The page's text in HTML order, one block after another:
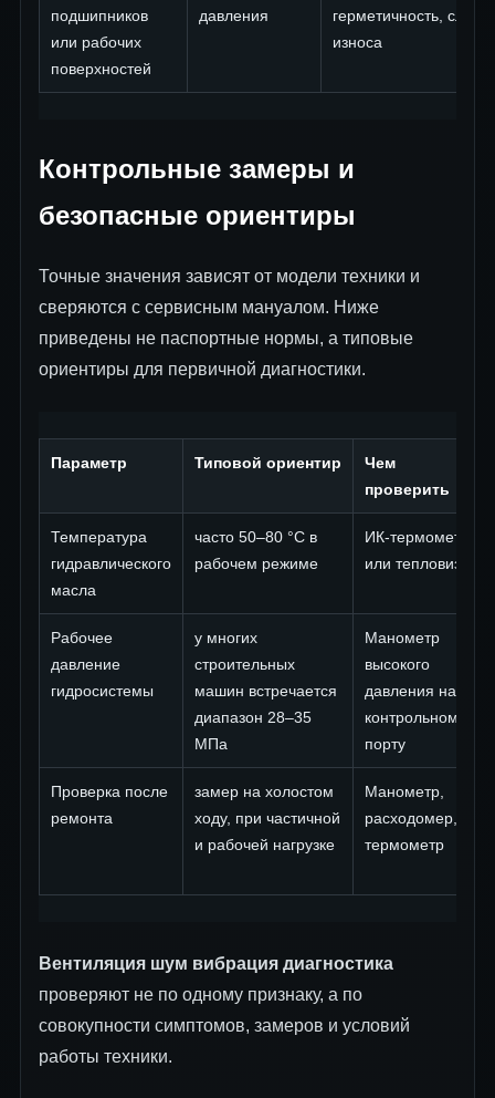
подшипников
или рабочих
поверхностей
давления
герметичность, следы
износа
Контрольные замеры и
безопасные ориентиры
Точные значения зависят от модели техники и
сверяются с сервисным мануалом. Ниже
приведены не паспортные нормы, а типовые
ориентиры для первичной диагностики.
Параметр Типовой ориентир
Чем
проверить
Температура
гидравлического
масла
часто 50–80 °C в
рабочем режиме
ИК-термометр
или тепловизор
Рабочее
давление
гидросистемы
у многих
строительных
машин встречается
диапазон 28–35
МПа
Манометр
высокого
давления на
контрольном
порту
Проверка после
ремонта
замер на холостом
ходу, при частичной
и рабочей нагрузке
Манометр,
расходомер,
термометр
Вентиляция шум вибрация диагностика
проверяют не по одному признаку, а по
совокупности симптомов, замеров и условий
работы техники.